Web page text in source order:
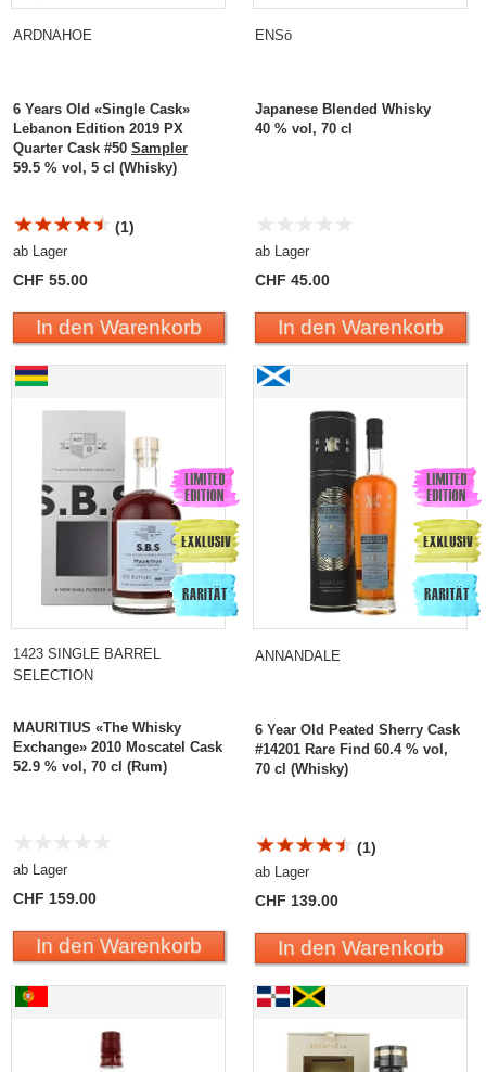
ARDNAHOE
6 Years Old «Single Cask»
Lebanon Edition 2019 PX
Quarter Cask #50 Sampler
59.5 % vol, 5 cl (Whisky)
(1)
ab Lager
CHF 55.00
In den Warenkorb
ENSō
Japanese Blended Whisky
40 % vol, 70 cl
ab Lager
CHF 45.00
In den Warenkorb
1423 SINGLE BARREL
SELECTION
MAURITIUS «The Whisky
Exchange» 2010 Moscatel Cask
52.9 % vol, 70 cl (Rum)
ab Lager
CHF 159.00
In den Warenkorb
ANNANDALE
6 Year Old Peated Sherry Cask
#14201 Rare Find 60.4 % vol,
70 cl (Whisky)
(1)
ab Lager
CHF 139.00
In den Warenkorb